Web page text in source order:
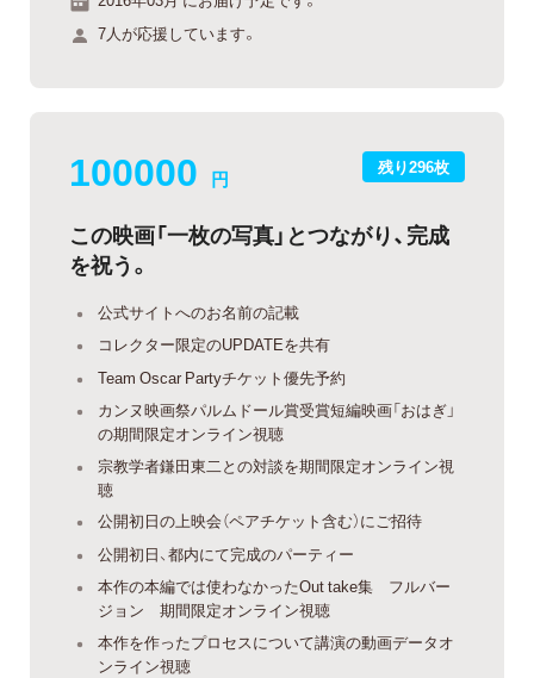
7人が応援しています。
残り296枚
100000 円
この映画「一枚の写真」とつながり、完成
を祝う。
公式サイトへのお名前の記載
コレクター限定のUPDATEを共有
Team Oscar Partyチケット優先予約
カンヌ映画祭パルムドール賞受賞短編映画「おはぎ」
の期間限定オンライン視聴
宗教学者鎌田東二との対談を期間限定オンライン視
聴
公開初日の上映会（ペアチケット含む）にご招待
公開初日、都内にて完成のパーティー
本作の本編では使わなかったOut take集 フルバー
ジョン 期間限定オンライン視聴
本作を作ったプロセスについて講演の動画データオ
ンライン視聴